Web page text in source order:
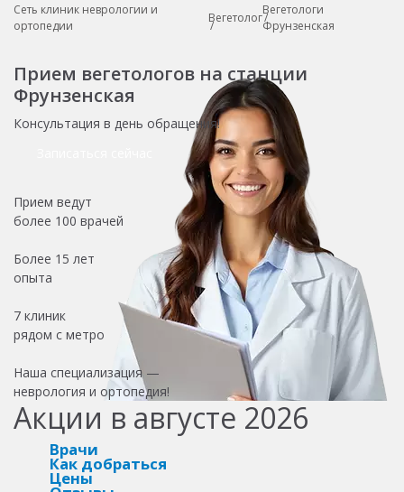
Сеть клиник неврологии и
ортопедии
Вегетолог
Вегетологи
Фрунзенская
Прием вегетологов на станции
Фрунзенская
Консультация в день обращения!
Прием ведут
более 100 врачей
Более 15 лет
опыта
7 клиник
рядом с метро
Наша специализация —
неврология и ортопедия!
Акции в августе 2026
Врачи
Как добраться
Цены